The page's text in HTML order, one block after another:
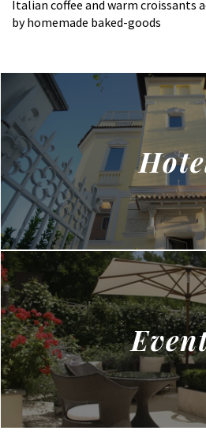
Italian coffee and warm croissants
by homemade baked-goods
riguardarlo; b) di essere
indicato all'art. 7, comma 4,
personali che lo riguardano,
registrati, e la comunicazione
dei medesimi dati e della loro
logica e delle finalità su cui si
richiesta può essere rinnovata,
giustificati motivi, con
novanta giorni; 2) la
trasformazione in forma
trattati in violazione di legge,
non è necessaria la
scopi per i quali i dati sono
successivamente trattati; 3)
rettificazione ovvero, qualora
l'integrazione dei dati; 4)
operazioni di cui ai numeri 2) e
a conoscenza, anche per
contenuto, di coloro ai quali i
comunicati o diffusi, eccettuato
adempimento si riveli
impiego di mezzi
rispetto al diritto tutelato; d)